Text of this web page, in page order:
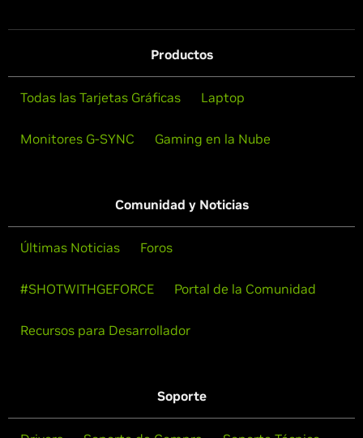
Productos
Todas las Tarjetas Gráficas Laptop
Monitores G-SYNC Gaming en la Nube
Comunidad y Noticias
Últimas Noticias Foros
#SHOTWITHGEFORCE Portal de la Comunidad
Recursos para Desarrollador
Soporte